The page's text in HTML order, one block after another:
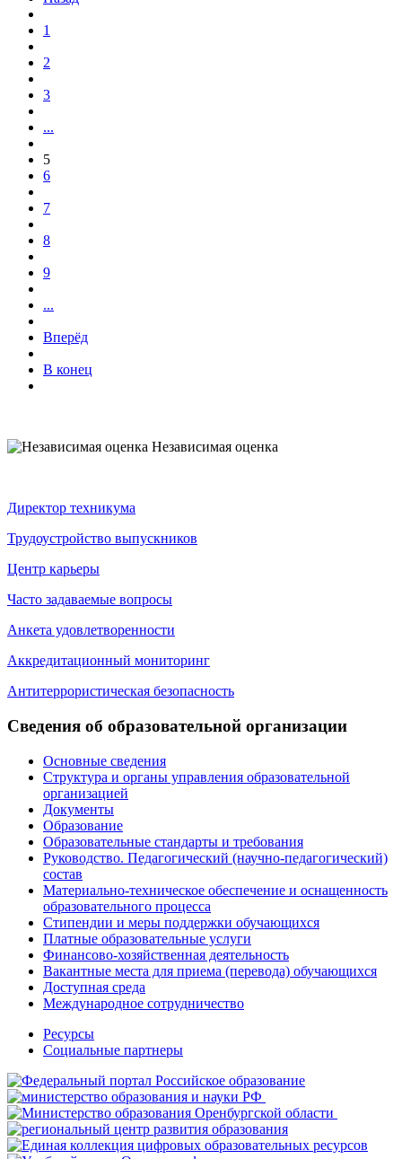
1
2
3
...
5
6
7
8
9
...
Вперёд
В конец
Независимая оценка
Директор техникума
Трудоустройство выпускников
Центр карьеры
Часто задаваемые вопросы
Анкета удовлетворенности
Аккредитационный мониторинг
Антитеррористическая безопасность
Сведения об образовательной организации
Основные сведения
Структура и органы управления образовательной
организацией
Документы
Образование
Образовательные стандарты и требования
Руководство. Педагогический (научно-педагогический)
состав
Материально-техническое обеспечение и оснащенность
образовательного процесса
Стипендии и меры поддержки обучающихся
Платные образовательные услуги
Финансово-хозяйственная деятельность
Вакантные места для приема (перевода) обучающихся
Доступная среда
Международное сотрудничество
Ресурсы
Социальные партнеры